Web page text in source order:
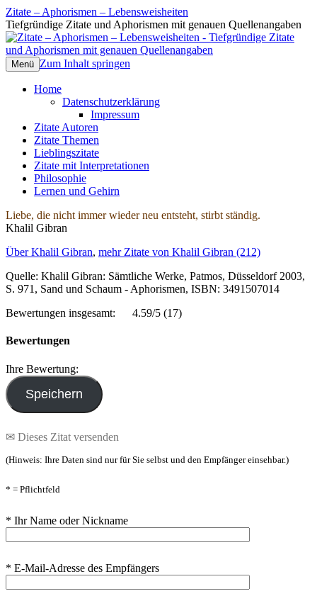
Zitate – Aphorismen – Lebensweisheiten
Tiefgründige Zitate und Aphorismen mit genauen Quellenangaben
Menü Zum Inhalt springen
Home
Datenschutzerklärung
Impressum
Zitate Autoren
Zitate Themen
Lieblingszitate
Zitate mit Interpretationen
Philosophie
Lernen und Gehirn
Liebe, die nicht immer wieder neu entsteht, stirbt ständig.
Khalil Gibran
Über Khalil Gibran, mehr Zitate von Khalil Gibran (212)
Quelle: Khalil Gibran: Sämtliche Werke, Patmos, Düsseldorf 2003,
S. 971, Sand und Schaum - Aphorismen, ISBN: 3491507014
Bewertungen insgesamt:
4.59/5 (17)
Bewertungen
Ihre Bewertung:
✉ Dieses Zitat versenden
(Hinweis: Ihre Daten sind nur für Sie selbst und den Empfänger einsehbar.)
* = Pflichtfeld
* Ihr Name oder Nickname
* E-Mail-Adresse des Empfängers